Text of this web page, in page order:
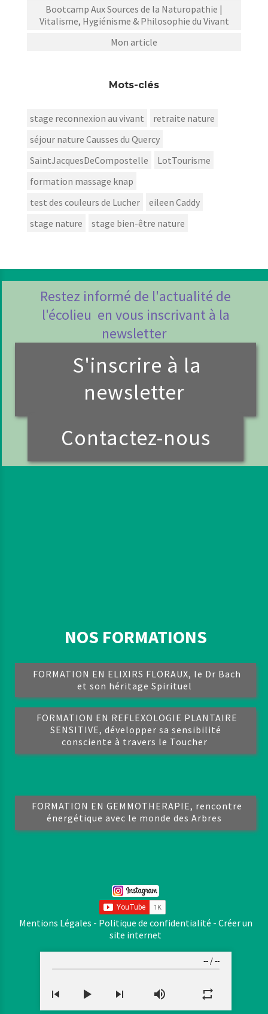
Bootcamp Aux Sources de la Naturopathie |
Vitalisme, Hygiénisme & Philosophie du Vivant
Mon article
Mots-clés
stage reconnexion au vivant
retraite nature
séjour nature Causses du Quercy
SaintJacquesDeCompostelle
LotTourisme
formation massage knap
test des couleurs de Lucher
eileen Caddy
stage nature
stage bien-être nature
Restez informé de l'actualité de
l'écolieu en vous inscrivant à la
newsletter
S'inscrire à la
newsletter
Contactez-nous
NOS FORMATIONS
FORMATION EN ELIXIRS FLORAUX, le Dr Bach
et son héritage Spirituel
FORMATION EN REFLEXOLOGIE PLANTAIRE
SENSITIVE, développer sa sensibilité
consciente à travers le Toucher
FORMATION EN GEMMOTHERAPIE, rencontre
énergétique avec le monde des Arbres
Mentions Légales Politique de confidentialité
Créer un
site internet
-- /--